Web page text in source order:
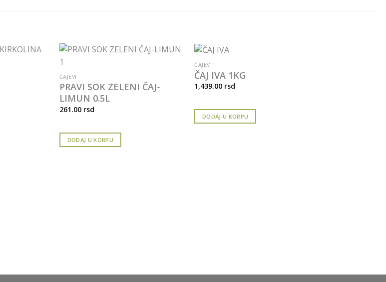
ČAJEVI
PRAVI SOK ZELENI ČAJ-
LIMUN 0.5L
261.00 rsd
DODAJ U KORPU
ČAJEVI
ČAJ IVA 1KG
1,439.00 rsd
DODAJ U KORPU